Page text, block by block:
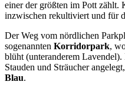
einer der größten im Pott zählt.
inzwischen rekultiviert und für
Der Weg vom nördlichen
sogenannten Korridorpark,
blüht (unteranderem
Stauden und Sträucher
Blau.